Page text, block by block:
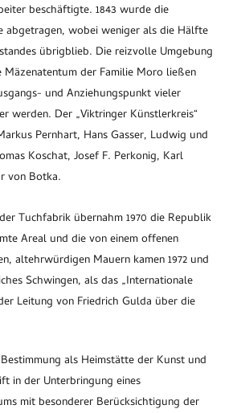
beschäftigte. 1843 wurde die
abgetragen, wobei weniger als die Hälfte
übrigblieb. Die reizvolle Umgebung
der Familie Moro ließen
und Anziehungspunkt vieler
werden. Der „Viktringer Künstlerkreis“
Pernhart, Hans Gasser, Ludwig und
Koschat, Josef F. Perkonig, Karl
von Botka.
Tuchfabrik übernahm 1970 die Republik
Areal und die von einem offenen
altehrwürdigen Mauern kamen 1972 und
Schwingen, als das „Internationale
Leitung von Friedrich Gulda über die
als Heimstätte der Kunst und
in der Unterbringung eines
mit besonderer Berücksichtigung der